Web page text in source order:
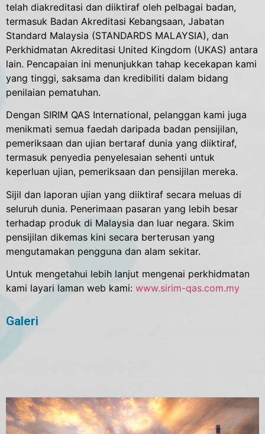
telah diakreditasi dan diiktiraf oleh pelbagai badan,
termasuk Badan Akreditasi Kebangsaan, Jabatan
Standard Malaysia (STANDARDS MALAYSIA), dan
Perkhidmatan Akreditasi United Kingdom (UKAS) antara
lain. Pencapaian ini menunjukkan tahap kecekapan kami
yang tinggi, saksama dan kredibiliti dalam bidang
penilaian pematuhan.
Dengan SIRIM QAS International, pelanggan kami juga
menikmati semua faedah daripada badan pensijilan,
pemeriksaan dan ujian bertaraf dunia yang diiktiraf,
termasuk penyedia penyelesaian sehenti untuk
keperluan ujian, pemeriksaan dan pensijilan mereka.
Sijil dan laporan ujian yang diiktiraf secara meluas di
seluruh dunia. Penerimaan pasaran yang lebih besar
terhadap produk di Malaysia dan luar negara. Skim
pensijilan dikemas kini secara berterusan yang
mengutamakan pengguna dan alam sekitar.
Untuk mengetahui lebih lanjut mengenai perkhidmatan
kami layari laman web kami: www.sirim-qas.com.my
Galeri